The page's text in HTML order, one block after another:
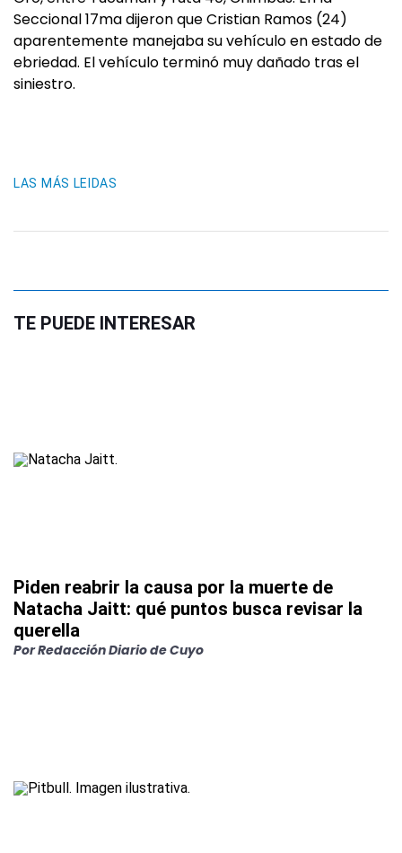
Seccional 17ma dijeron que Cristian Ramos (24)
aparentemente manejaba su vehículo en estado de
ebriedad. El vehículo terminó muy dañado tras el
siniestro.
LAS MÁS LEIDAS
TE PUEDE INTERESAR
Piden reabrir la causa por la muerte de
Natacha Jaitt: qué puntos busca revisar la
querella
PorRedacción Diario de Cuyo